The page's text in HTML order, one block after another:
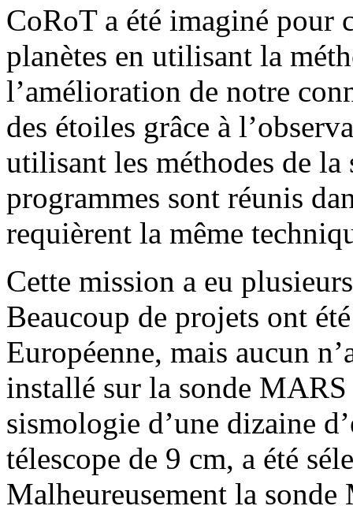
CoRoT a été imaginé pour
planètes en utilisant la
l’amélioration de notre
des étoiles grâce à
utilisant les méthodes de
programmes sont réunis
requièrent la même
Cette mission a eu
Beaucoup de projets ont
Européenne, mais aucun
installé sur la sonde
sismologie d’une dizaine
télescope de 9 cm, a été
Malheureusement la